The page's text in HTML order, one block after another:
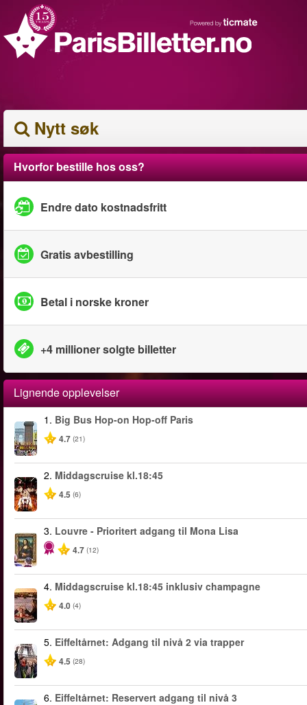
Nytt søk
Hvorfor bestille hos oss?
Endre dato kostnadsfritt
Gratis avbestilling
Betal i norske kroner
+4 millioner solgte billetter
Lignende opplevelser
1. Big Bus Hop-on Hop-off Paris
4.7 (21)
2. Middagscruise kl.18:45
4.5 (6)
3. Louvre - Prioritert adgang til Mona Lisa
4.7 (12)
4. Middagscruise kl.18:45 inklusiv champagne
4.0 (4)
5. Eiffeltårnet: Adgang til nivå 2 via trapper
4.5 (28)
6. Eiffeltårnet: Reservert adgang til nivå 3